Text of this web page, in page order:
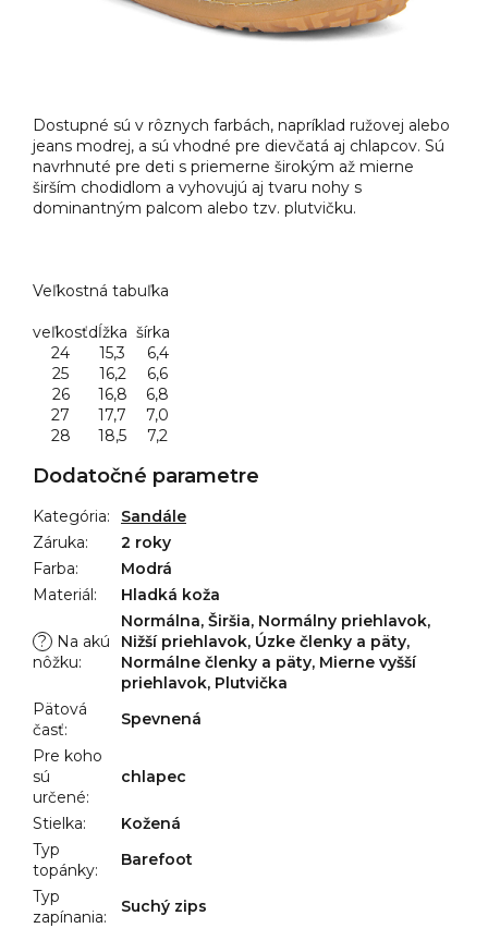
Dostupné sú v rôznych farbách, napríklad ružovej alebo
jeans modrej, a sú vhodné pre dievčatá aj chlapcov. Sú
navrhnuté pre deti s priemerne širokým až mierne
širším chodidlom a vyhovujú aj tvaru nohy s
dominantným palcom alebo tzv. plutvičku.
Veľkostná tabuľka
veľkosťdĺžka šírka
24
15,3
6,4
25
16,2
6,6
26
16,8
6,8
27
17,7
7,0
28
18,5 7,2
Dodatočné parametre
Kategória:
Sandále
Záruka:
2 roky
Farba:
Modrá
Materiál: Hladká koža
?
Na akú
nôžku:
Normálna, Širšia, Normálny priehlavok,
Nižší priehlavok, Úzke členky a päty,
Normálne členky a päty, Mierne vyšší
priehlavok, Plutvička
Pätová
časť:
Spevnená
Pre koho
sú
určené:
chlapec
Stielka:
Kožená
Typ
topánky:
Barefoot
Typ
zapínania:
Suchý zips